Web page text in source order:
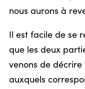
nous aurons à
Il est facile de se
que les deux
venons de décrire
auxquels